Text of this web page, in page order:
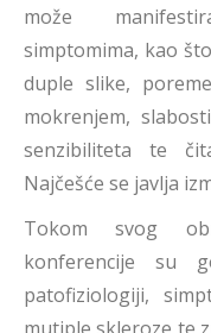
može
simptomima, kao
duple slike,
mokrenjem,
senzibiliteta te
Najčešće se javlja
Tokom svog
konferencije su
patofiziologiji,